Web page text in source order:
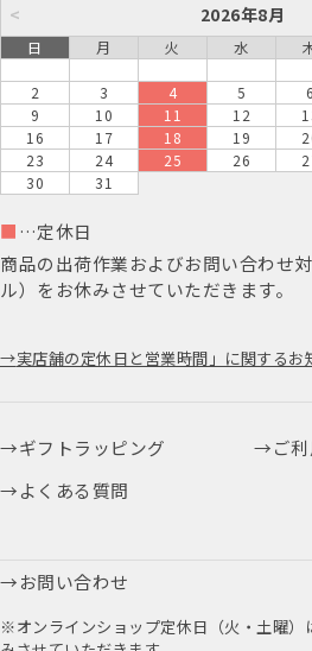
< 2026年8月
日 月 火 水
2
3 4 5 6
9
10 11 12
16
17 18 19
23
24 25 26
30
31
■ …定休日
商品の出荷作業およびお問い合わせ
ル）をお休みさせていただきます。
実店舗の定休日と営業時間」に関するお
ギフトラッピング
ご
よくある質問
お問い合わせ
※オンラインショップ定休日（火・土曜）